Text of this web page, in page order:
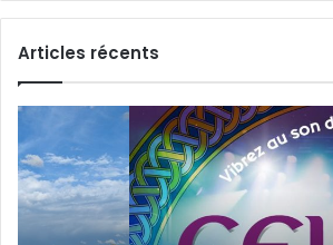
Articles récents
Un
festival
de
musique
celte
organisé